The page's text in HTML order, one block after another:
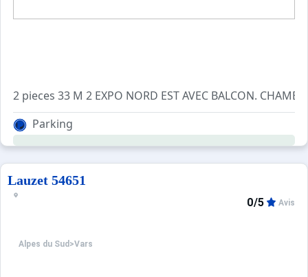
Parking
Lauzet 54651
Alpes du Sud >Vars
0/5 Avis